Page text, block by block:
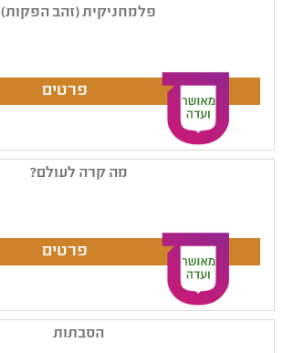
פלמחניקית (זהב הפקות)
מה קרה לעולם?
הסבתות